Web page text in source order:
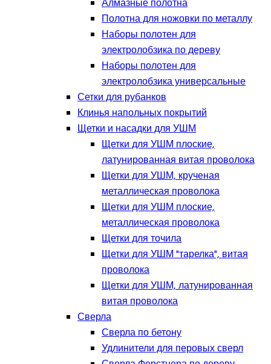
Алмазные полотна
Полотна для ножовки по металлу
Наборы полотен для
электролобзика по дереву
Наборы полотен для
электролобзика универсальные
Сетки для рубанков
Клинья напольных покрытий
Щетки и насадки для УШМ
Щетки для УШМ плоские,
латунированная витая проволока
Щетки для УШМ, крученая
металлическая проволока
Щетки для УШМ плоские,
металлическая проволока
Щетки для точила
Щетки для УШМ "тарелка", витая
проволока
Щетки для УШМ, латунированная
витая проволока
Сверла
Сверла по бетону
Удлинители для перовых сверл